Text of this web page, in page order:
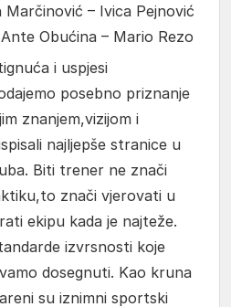
Marčinović – Ivica Pejnović
Obućina – Mario Rezo
i uspjesi
posebno priznanje
znanjem,vizijom i
najljepše stranice u
Biti trener ne znači
znači vjerovati u
ekipu kada je najteže.
izvrsnosti koje
dosegnuti. Kao kruna
su iznimni sportski